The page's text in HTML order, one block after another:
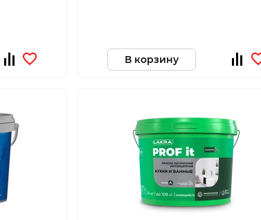
В корзину